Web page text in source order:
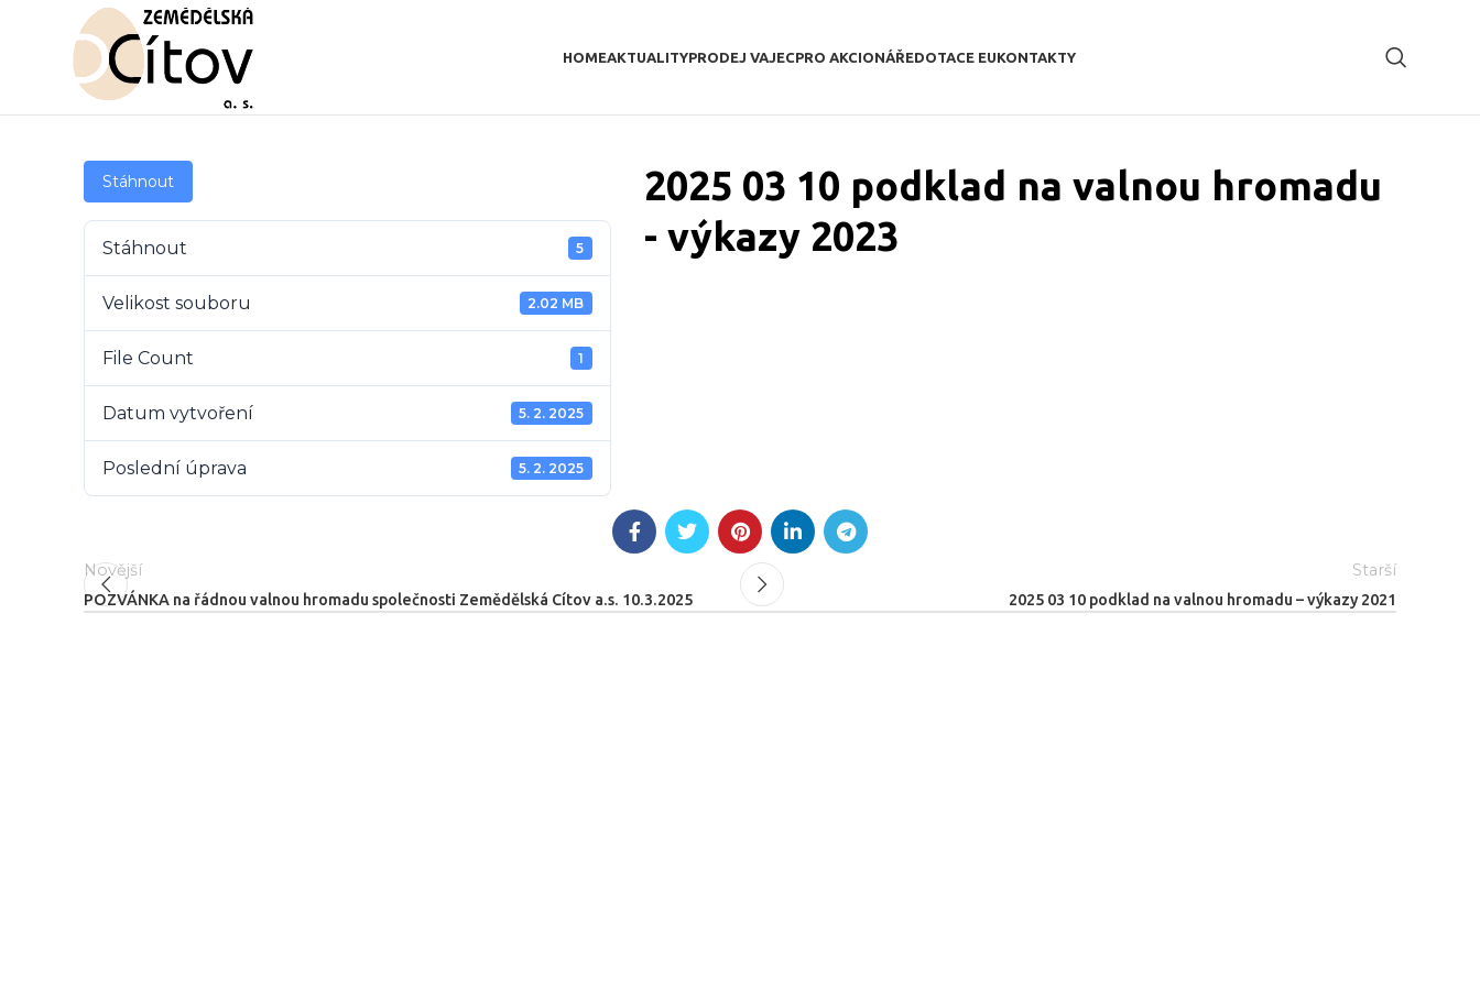
HOMEAKTUALITYPRODEJ VAJECPRO AKCIONÁŘEDOTACE EUKONTAKTY
Stáhnout
Stáhnout 5
Velikost souboru 2.02 MB
File Count 1
Datum vytvoření 5. 2. 2025
Poslední úprava 5. 2. 2025
2025 03 10 podklad na valnou hromadu
- výkazy 2023
Novější
POZVÁNKA na řádnou valnou hromadu společnosti Zemědělská Cítov a.s. 10.3.2025
Starší
2025 03 10 podklad na valnou hromadu – výkazy 2021